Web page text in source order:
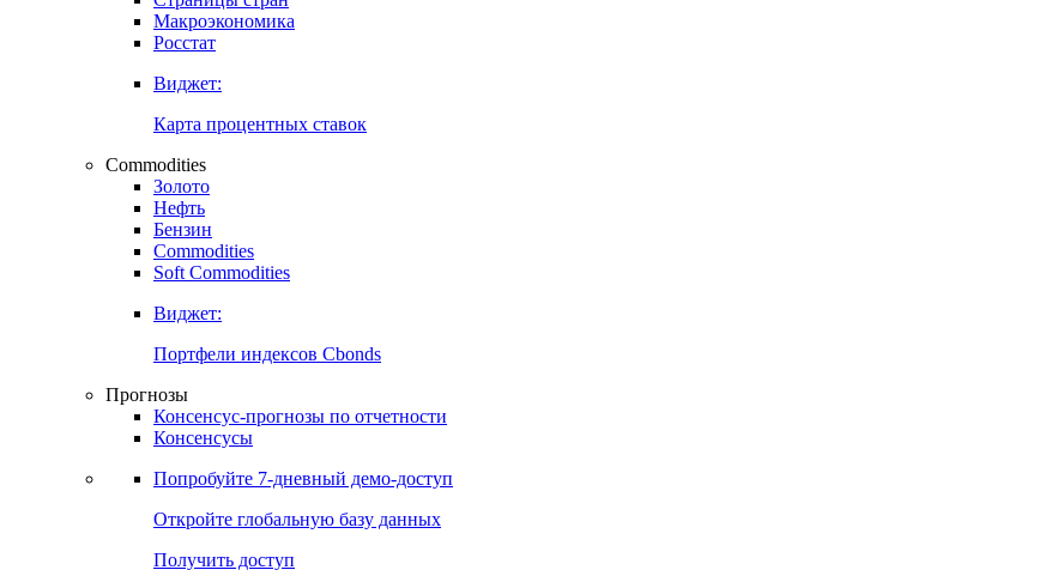
Возможность создания своего индекса
Макроэкономика
Страницы стран
Макроэкономика
Росстат
Виджет:
Карта процентных ставок
Commodities
Золото
Нефть
Бензин
Commodities
Soft Commodities
Виджет:
Портфели индексов Cbonds
Прогнозы
Консенсус-прогнозы по отчетности
Консенсусы
Попробуйте7-дневный